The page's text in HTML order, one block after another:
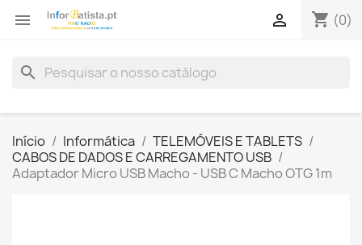
 shopping_cart (0)

search
Início Informática
TELEMÓVEIS E TABLETS
CABOS DE DADOS E CARREGAMENTO USB
Adaptador Micro USB Macho - USB C Macho OTG 1m